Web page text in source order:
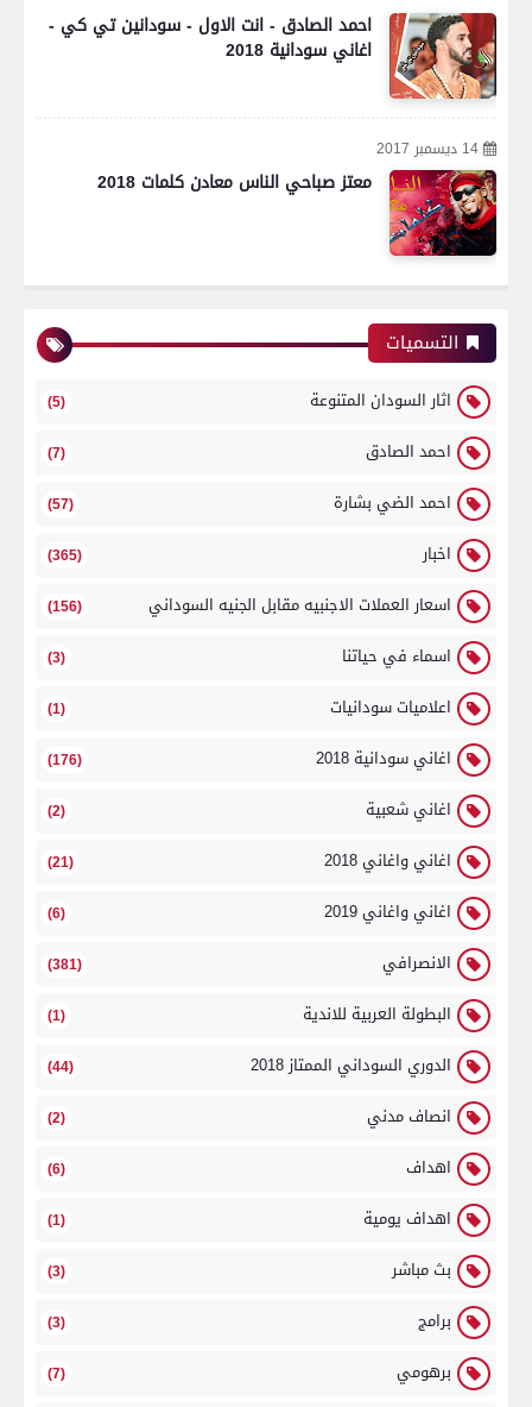
احمد الصادق - انت الاول - سودانين تي كي -
اغاني سودانية 2018
14 ديسمبر 2017
معتز صباحي الناس معادن كلمات 2018
التسميات
اثار السودان المتنوعة (5)
احمد الصادق (7)
احمد الضي بشارة (57)
اخبار (365)
اسعار العملات الاجنبيه مقابل الجنيه السوداني (156)
اسماء في حياتنا (3)
اعلاميات سودانيات (1)
اغاني سودانية 2018 (176)
اغاني شعبية (2)
اغاني واغاني 2018 (21)
اغاني واغاني 2019 (6)
الانصرافي (381)
البطولة العربية للاندية (1)
الدوري السوداني الممتاز 2018 (44)
انصاف مدني (2)
اهداف (6)
اهداف يومية (1)
بث مباشر (3)
برامج (3)
برهومي (7)